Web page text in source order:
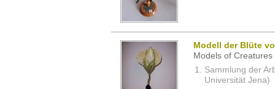
Modell der Blüte
Models of
Sammlung der
Universität Jena)